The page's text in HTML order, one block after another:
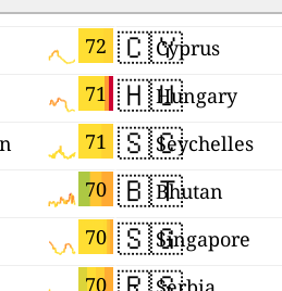
72
71
71
70
70
70
🇨🇾Cyprus
🇭🇺Hungary
🇸🇨Seychelles
🇧🇹Bhutan
🇸🇬Singapore